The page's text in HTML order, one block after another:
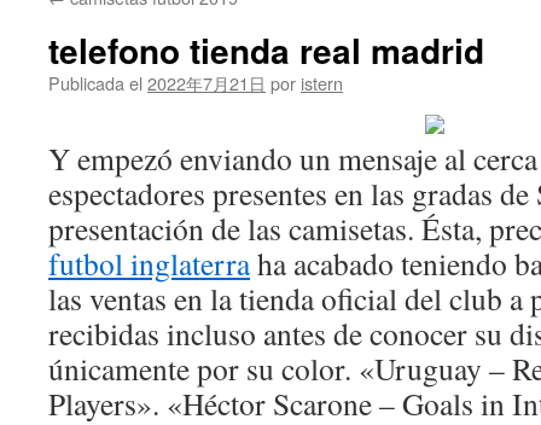
telefono tienda real madrid
Publicada el 2022年7月21日 por istern
Y empezó enviando un mensaje al
espectadores presentes en las gradas
presentación de las camisetas. Ésta,
futbol inglaterraha acabado teniendo
las ventas en la tienda oficial del club a
recibidas incluso antes de conocer su
únicamente por su color. «Uruguay –
Players». «Héctor Scarone – Goals in